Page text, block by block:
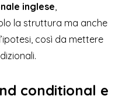
inglese,
la struttura ma anche
così da mettere
conditional e